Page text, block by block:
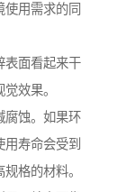
使用需求的同
表面看起来干
效果。
腐蚀。如果环
寿命会受到
格的材料。